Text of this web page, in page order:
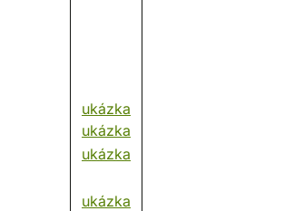
ukázka
ukázka
ukázka
ukázka